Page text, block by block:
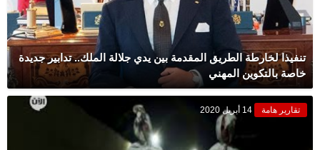
تنفيذا لخارطة الطريق المقدمة بين يدي جلالة الملك.. تدابير جديدة
خاصة بالتكوين المهني
تقارير هامة 14 أبريل 2020